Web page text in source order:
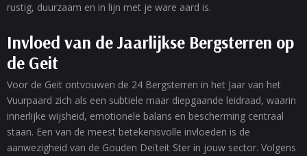
rustig, duurzaam en in lijn met je ware aard is.
Invloed van de Jaarlijkse Bergsterren op
de Geit
Voor de Geit ontvouwen de 24 Bergsterren in het Jaar van het
Vuurpaard zich als een subtiele maar diepgaande leidraad, waarin
innerlijke wijsheid, emotionele balans en bescherming centraal
staan. Een van de meest betekenisvolle invloeden is de
aanwezigheid van de Gouden Deïteit Ster in jouw sector. Volgens